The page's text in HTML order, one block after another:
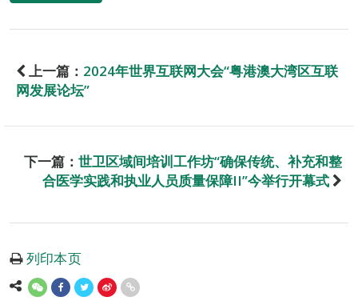
上一篇： 2024年世界互联网大会“粤港澳大湾区互联
网发展论坛”
下一篇： 世卫区域间培训工作坊“确保传统、补充和整
合医学实践和执业人员质量保障II”今举行开幕式
列印本页